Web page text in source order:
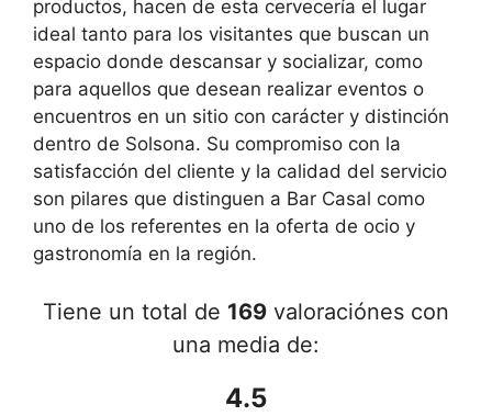
productos, hacen de esta cervecería el lugar
ideal tanto para los visitantes que buscan un
espacio donde descansar y socializar, como
para aquellos que desean realizar eventos o
encuentros en un sitio con carácter y distinción
dentro de Solsona. Su compromiso con la
satisfacción del cliente y la calidad del servicio
son pilares que distinguen a Bar Casal como
uno de los referentes en la oferta de ocio y
gastronomía en la región.
Tiene un total de 169 valoraciónes con
una media de:
4.5